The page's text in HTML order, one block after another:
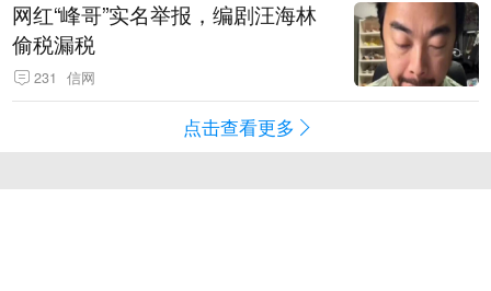
网红“峰哥”实名举报，编剧汪海林
偷税漏税
231 信网
点击查看更多